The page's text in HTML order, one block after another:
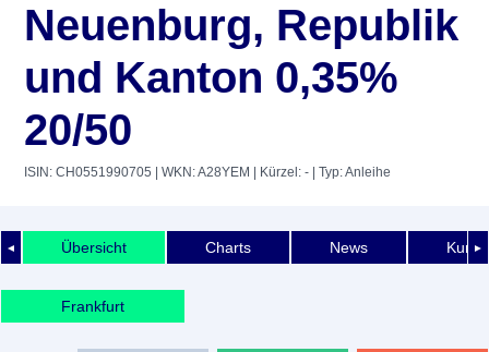
Neuenburg, Republik
und Kanton 0,35%
20/50
ISIN: CH0551990705 | WKN: A28YEM | Kürzel: - | Typ: Anleihe
◄ ►
Übersicht Charts News
Frankfurt